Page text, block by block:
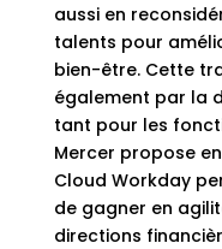
aussi en
talents pour
bien-être. Cette
également par la
tant pour les
Mercer propose
Cloud Workday
de gagner en
directions